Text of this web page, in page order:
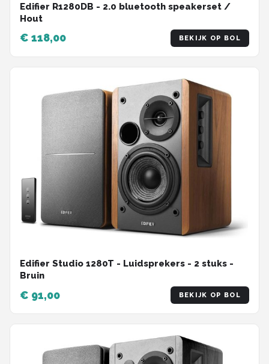
Edifier R1280DB - 2.0 bluetooth speakerset /
Hout
€ 118,00 BEKIJK OP BOL
Edifier Studio 1280T - Luidsprekers - 2 stuks -
Bruin
€ 91,00 BEKIJK OP BOL